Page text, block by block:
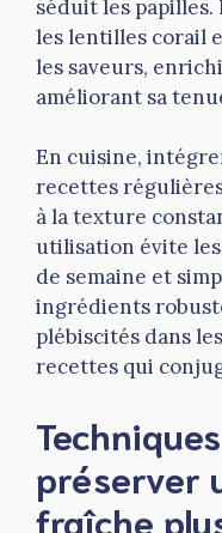
séduit les papilles.
les lentilles corail
les saveurs,
améliorant sa
En cuisine,
recettes
à la texture
utilisation évite
de semaine et
ingrédients
plébiscités dans
recettes qui
préserver
fraîche